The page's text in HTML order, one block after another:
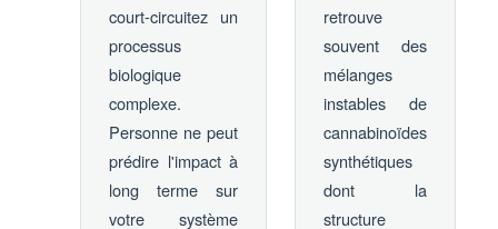
court-circuitez un
processus
biologique
complexe.
Personne ne peut
prédire l'impact à
long terme sur
votre système
retrouve
souvent des
mélanges
instables de
cannabinoïdes
synthétiques
dont la
structure